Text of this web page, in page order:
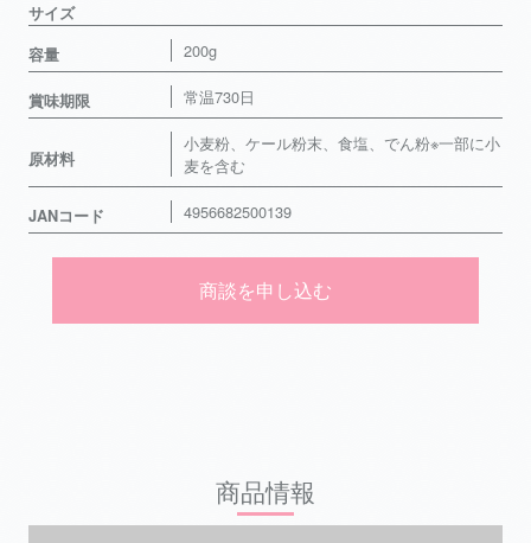
サイズ
容量
200g
賞味期限 常温730日
原材料
小麦粉、ケール粉末、食塩、でん粉※一部に小
麦を含む
JANコード 4956682500139
商談を申し込む
商品情報